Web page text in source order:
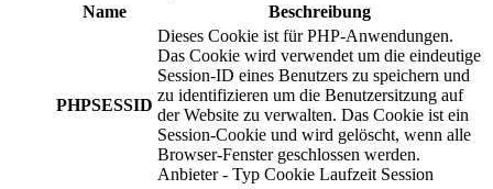
Name
Beschreibung
PHPSESSID
Dieses Cookie ist für PHP-Anwendungen.
Das Cookie wird verwendet um die eindeutige
Session-ID eines Benutzers zu speichern und
zu identifizieren um die Benutzersitzung auf
der Website zu verwalten. Das Cookie ist ein
Session-Cookie und wird gelöscht, wenn alle
Browser-Fenster geschlossen werden.
Anbieter - Typ Cookie Laufzeit Session